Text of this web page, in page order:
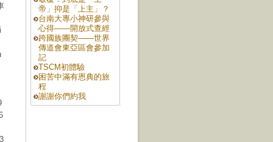
帝」抑是「上主」？
台南大專小神研參與
心得――開放式查經
跨國族團契——世界
傳道會東亞區會參加
記
TSCM初體驗
困苦中滿有恩典的旅
程
謝謝你們約我